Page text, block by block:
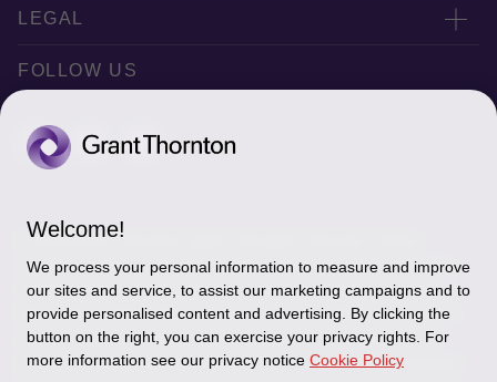
Office Map
公司简介
LEGAL
Privacy policy
Cookie Settings
FOLLOW US
© 2026 Grant Thornton Japan. All rights reserved. “Grant
Thornton” refers to the brand under which the Grant Thornton
member firms provide assurance, tax and advisory services to
their clients and/or refers to one or more member firms, as the
context requires. Grant Thornton Japan is a member firm of
Grant Thornton International Ltd (GTIL). GTIL and the member
Welcome!
We process your personal information to measure and improve
our sites and service, to assist our marketing campaigns and to
provide personalised content and advertising. By clicking the
button on the right, you can exercise your privacy rights. For
more information see our privacy notice Cookie Policy